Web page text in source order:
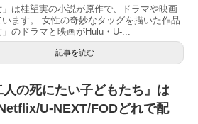
」は桂望実の小説が原作で、ドラマや映画
ます。 女性の奇妙なタッグを描いた作品
」のドラマと映画がHulu・U-...
記事を読む
人の死にたい子どもたち』は
U-NEXT/FODどれで配